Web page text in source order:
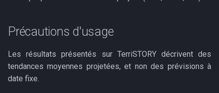
Précautions d'usage
Les résultats présentés sur TerriSTORY décrivent des
tendances moyennes projetées, et non des prévisions à
date fixe.